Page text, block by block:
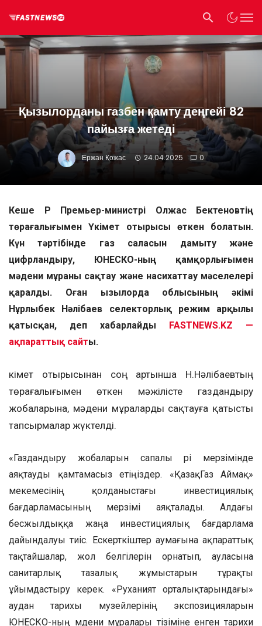
Қызылорданы газбен қамту деңгейі 82
пайызға жетеді
Ержан Қожас 24.04.2025 0
Кеше ҚР Премьер-министрі Олжас Бектеновтің
төрағалығымен Үкімет отырысы өткен болатын.
Күн тәртібінде газ саласын дамыту және
цифрландыру, ЮНЕСКО-ның қамқорлығымен
мәдени мұраны сақтау және насихаттау мәселелері
қаралды. Оған Қызылорда облысының әкімі
Нұрлыбек Нәлібаев селекторлық режим арқылы
қатысқан, деп хабарлайды FASTNEWS.KZ —
ақпараттық сайты.
Үкімет отырысынан соң артынша Н.Нәлібаевтың
төрағалығымен өткен мәжілісте газдандыру
жобаларына, мәдени мұраларды сақтауға қатысты
тапсырмалар жүктелді.
«Газдандыру жобаларын сапалы әрі мерзімінде
аяқтауды қамтамасыз етіңіздер. «ҚазақГаз Аймақ»
мекемесінің қолданыстағы инвестициялық
бағдарламасының мерзімі аяқталады. Алдағы
бесжылдыққа жаңа инвестициялық бағдарлама
дайындалуы тиіс. Ескерткіштер аумағына ақпараттық
тақтайшалар, жол белгілерін орнатып, ауласына
санитарлық тазалық жұмыстарын тұрақты
ұйымдастыру керек. «Руханият орталықтарындағы»
аудан тарихы музейлерінің экспозицияларын
ЮНЕСКО-ның мәдени мұралары тізіміне енген тарихи